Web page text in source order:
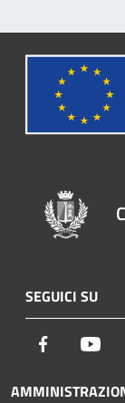
SEGUICI SU
Facebook